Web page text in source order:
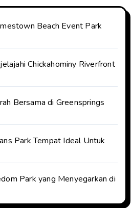
Beach Event Park
Chickahominy Riverfront
Bersama di Greensprings
Park Tempat Ideal Untuk
Park yang Menyegarkan di